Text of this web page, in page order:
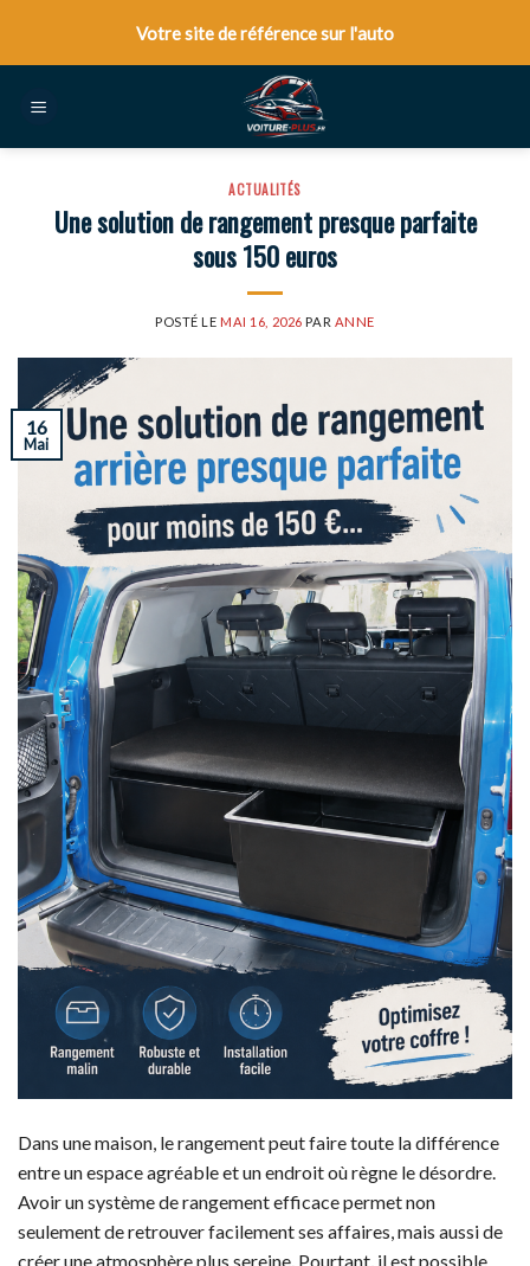
content
Votre site de référence sur l'auto
ACTUALITÉS
Une solution de rangement presque parfaite
sous 150 euros
POSTÉ LEMAI 16, 2026 PAR ANNE
16
Mai
Dans une maison, le rangement peut faire toute la différence
entre un espace agréable et un endroit où règne le désordre.
Avoir un système de rangement efficace permet non
seulement de retrouver facilement ses affaires, mais aussi de
créer une atmosphère plus sereine. Pourtant, il est possible